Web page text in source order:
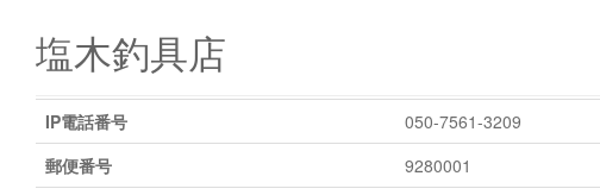
塩木釣具店
IP電話番号
050-7561-3209
郵便番号
9280001